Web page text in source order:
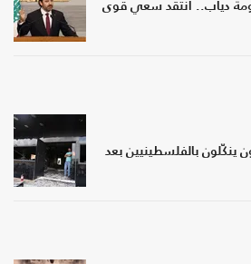
دياب.. انتقد سعي قوى
ينكّلون بالفلسطينيين بعد